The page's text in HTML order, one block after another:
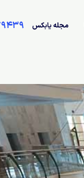
مجله یابکس